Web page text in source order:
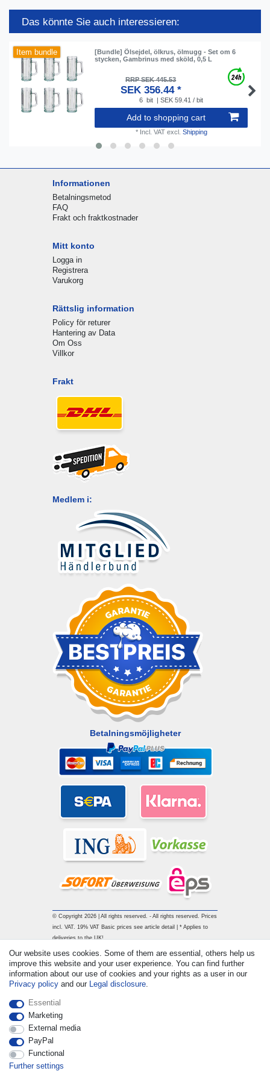
Das könnte Sie auch interessieren:
Item bundle
[Bundle] Ölsejdel, ölkrus, ölmugg - Set om 6
stycken, Gambrinus med sköld, 0,5 L
RRP SEK 445.53
SEK 356.44 *
6 bit | SEK 59.41 / bit
Add to shopping cart
* Incl. VATexcl. Shipping
Informationen
Betalningsmetod
FAQ
Frakt och fraktkostnader
Mitt konto
Logga in
Registrera
Varukorg
Rättslig information
Policy för returer
Hantering av Data
Om Oss
Villkor
Frakt
Medlem i:
Betalningsmöjligheter
© Copyright 2026 | All rights reserved. - All rights reserved. Prices
incl. VAT. 19% VAT Basic prices see article detail | * Applies to
deliveries to the UK!
Our website uses cookies. Some of them are essential, others help us
improve this website and your user experience. You can find further
information about our use of cookies and your rights as a user in our
Privacy policy and our Legal disclosure.
Essential
Marketing
External media
PayPal
Functional
Further settings
Withdraw from contract here Contact